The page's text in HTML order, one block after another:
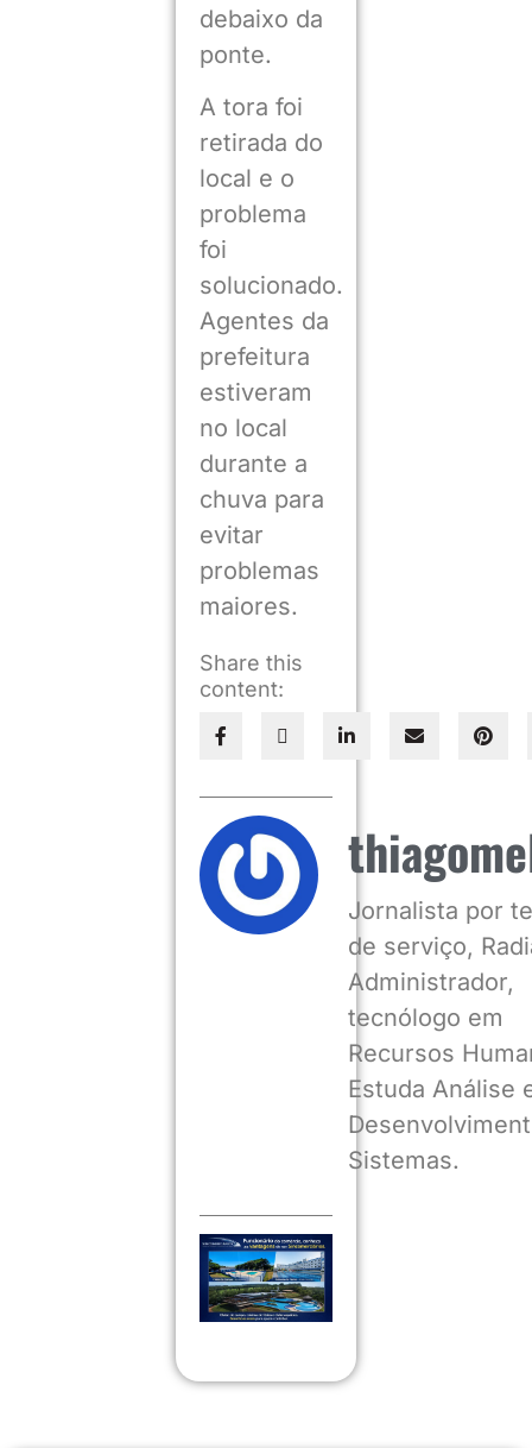
debaixo da
ponte.
A tora foi
retirada do
local e o
problema
foi
solucionado.
Agentes da
prefeitura
estiveram
no local
durante a
chuva para
evitar
problemas
maiores.
Share this
content:
Jornalista por
de serviço,
Administrador,
tecnólogo em
Recursos
Estuda Análise
Sistemas.